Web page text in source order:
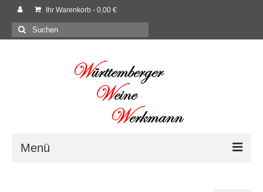
Ihr Warenkorb - 0,00 €
Suchen
nach:
Menü